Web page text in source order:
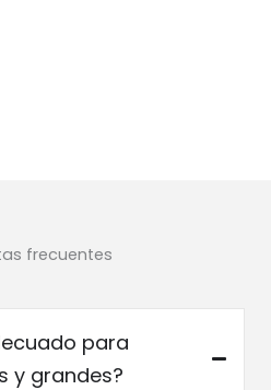
frecuentes
para
y grandes?